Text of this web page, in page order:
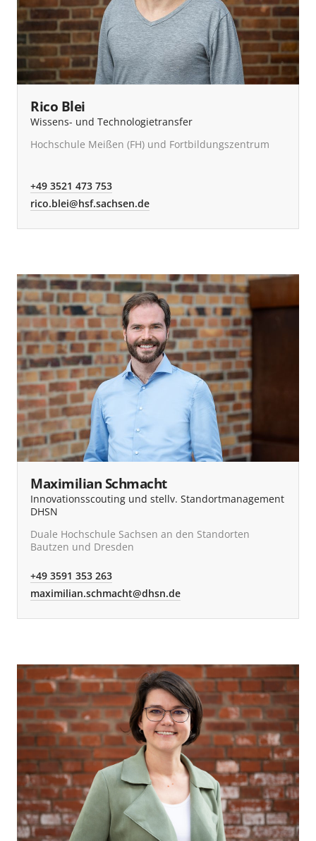
Rico Blei
Wissens- und Technologietransfer
Hochschule Meißen (FH) und Fortbildungszentrum
+49 3521 473 753
rico.blei@hsf.sachsen.de
Maximilian Schmacht
Innovationsscouting und stellv. Standortmanagement
DHSN
Duale Hochschule Sachsen an den Standorten
Bautzen und Dresden
+49 3591 353 263
maximilian.schmacht@dhsn.de